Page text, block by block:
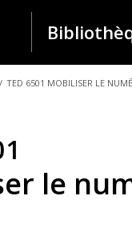
/ TED 6501 MOBILISER LE
le